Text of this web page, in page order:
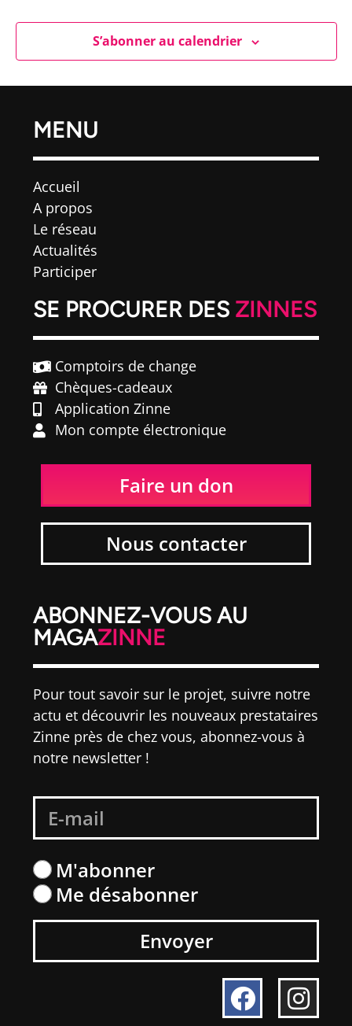
S’abonner au calendrier
MENU
Accueil
A propos
Le réseau
Actualités
Participer
SE PROCURER DES ZINNES
Comptoirs de change
Chèques-cadeaux
Application Zinne
Mon compte électronique
Faire un don
Nous contacter
ABONNEZ-VOUS AU
MAGAZINNE
Pour tout savoir sur le projet, suivre notre
actu et découvrir les nouveaux prestataires
Zinne près de chez vous, abonnez-vous à
notre newsletter !
M'abonner
Me désabonner
Envoyer